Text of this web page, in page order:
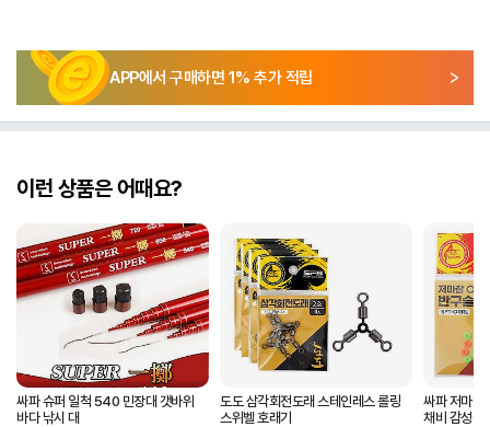
APP에서 구매하면 1% 추가 적립
이런 상품은 어때요?
싸파 슈퍼 일척 540 민장대 갯바위
바다 낚시 대
도도 삼각회전도래 스테인레스 롤링
스위벨 호래기
싸파 저마찰
채비 감성돔